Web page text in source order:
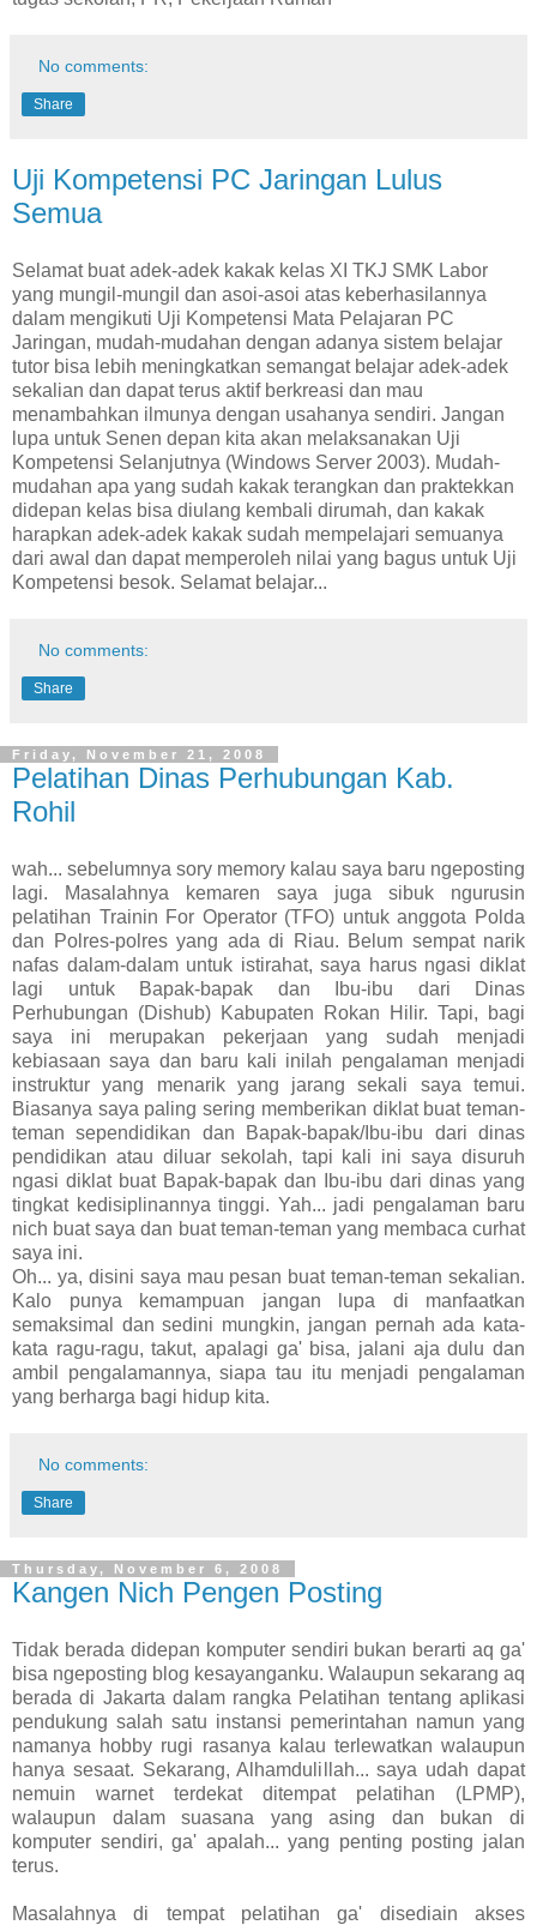
No comments:
Share
Uji Kompetensi PC Jaringan Lulus
Semua
Selamat buat adek-adek kakak kelas XI TKJ SMK Labor
yang mungil-mungil dan asoi-asoi atas keberhasilannya
dalam mengikuti Uji Kompetensi Mata Pelajaran PC
Jaringan, mudah-mudahan dengan adanya sistem belajar
tutor bisa lebih meningkatkan semangat belajar adek-adek
sekalian dan dapat terus aktif berkreasi dan mau
menambahkan ilmunya dengan usahanya sendiri. Jangan
lupa untuk Senen depan kita akan melaksanakan Uji
Kompetensi Selanjutnya (Windows Server 2003). Mudah-
mudahan apa yang sudah kakak terangkan dan praktekkan
didepan kelas bisa diulang kembali dirumah, dan kakak
harapkan adek-adek kakak sudah mempelajari semuanya
dari awal dan dapat memperoleh nilai yang bagus untuk Uji
Kompetensi besok. Selamat belajar...
No comments:
Share
Friday, November 21, 2008
Pelatihan Dinas Perhubungan Kab.
Rohil
wah... sebelumnya sory memory kalau saya baru ngeposting
lagi. Masalahnya kemaren saya juga sibuk ngurusin
pelatihan Trainin For Operator (TFO) untuk anggota Polda
dan Polres-polres yang ada di Riau. Belum sempat narik
nafas dalam-dalam untuk istirahat, saya harus ngasi diklat
lagi untuk Bapak-bapak dan Ibu-ibu dari Dinas
Perhubungan (Dishub) Kabupaten Rokan Hilir. Tapi, bagi
saya ini merupakan pekerjaan yang sudah menjadi
kebiasaan saya dan baru kali inilah pengalaman menjadi
instruktur yang menarik yang jarang sekali saya temui.
Biasanya saya paling sering memberikan diklat buat teman-
teman sependidikan dan Bapak-bapak/Ibu-ibu dari dinas
pendidikan atau diluar sekolah, tapi kali ini saya disuruh
ngasi diklat buat Bapak-bapak dan Ibu-ibu dari dinas yang
tingkat kedisiplinannya tinggi. Yah... jadi pengalaman baru
nich buat saya dan buat teman-teman yang membaca curhat
saya ini.
Oh... ya, disini saya mau pesan buat teman-teman sekalian.
Kalo punya kemampuan jangan lupa di manfaatkan
semaksimal dan sedini mungkin, jangan pernah ada kata-
kata ragu-ragu, takut, apalagi ga' bisa, jalani aja dulu dan
ambil pengalamannya, siapa tau itu menjadi pengalaman
yang berharga bagi hidup kita.
No comments:
Share
Thursday, November 6, 2008
Kangen Nich Pengen Posting
Tidak berada didepan komputer sendiri bukan berarti aq ga'
bisa ngeposting blog kesayanganku. Walaupun sekarang aq
berada di Jakarta dalam rangka Pelatihan tentang aplikasi
pendukung salah satu instansi pemerintahan namun yang
namanya hobby rugi rasanya kalau terlewatkan walaupun
hanya sesaat. Sekarang, Alhamdulillah... saya udah dapat
nemuin warnet terdekat ditempat pelatihan (LPMP),
walaupun dalam suasana yang asing dan bukan di
komputer sendiri, ga' apalah... yang penting posting jalan
terus.
Masalahnya di tempat pelatihan ga' disediain akses